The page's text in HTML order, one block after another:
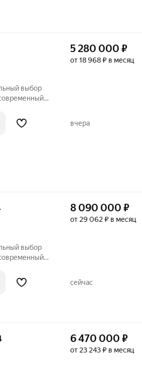
вписан
5 280 000 ₽
от 18 968 ₽ в месяц
вчера
вписан
8 090 000 ₽
от 29 062 ₽ в месяц
сейчас
6 470 000 ₽
от 23 243 ₽ в месяц